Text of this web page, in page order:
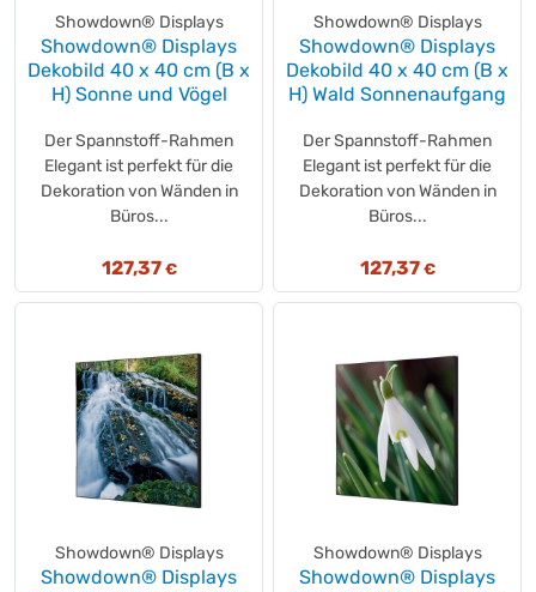
sodasan
sodastream(+10)
SÖHNGEN®(+59)
Soennecken (+6)
Soennecken(+15)
SOFT & GENTLE(+1)
Softa(+1)
(+2)
solex(+13)
SONAX (+38)
sonett(+1)
Spee(+2)
Spencer(+1)
SPLENDID(+2)
SPRiNTUS (+1)
STABILA(+1)
Showdown® Displays
Showdown® Displays
Dekobild 40 x 40 cm (B x
H) Sonne und Vögel
Der Spannstoff-Rahmen
Elegant ist perfekt für die
Dekoration von Wänden in
Büros...
127,37€
Showdown® Displays
Showdown® Displays
Dekobild 40 x 40 cm (B x
H) Wald Sonnenaufgang
Der Spannstoff-Rahmen
Elegant ist perfekt für die
Dekoration von Wänden in
Büros...
127,37€
Showdown® Displays
Showdown® Displays
Showdown® Displays
Showdown® Displays